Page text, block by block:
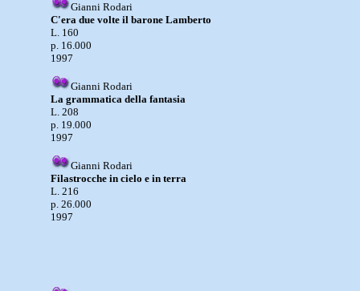
Gianni Rodari
C'era due volte il barone Lamberto
L. 160
p. 16.000
1997
Gianni Rodari
La grammatica della fantasia
L. 208
p. 19.000
1997
Gianni Rodari
Filastrocche in cielo e in terra
L. 216
p. 26.000
1997